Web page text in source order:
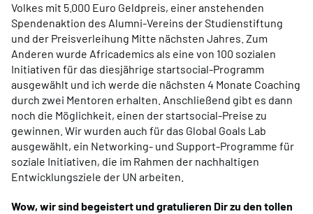
Volkes mit 5.000 Euro Geldpreis, einer anstehenden
Spendenaktion des Alumni-Vereins der Studienstiftung
und der Preisverleihung Mitte nächsten Jahres. Zum
Anderen wurde Africademics als eine von 100 sozialen
Initiativen für das diesjährige startsocial-Programm
ausgewählt und ich werde die nächsten 4 Monate Coaching
durch zwei Mentoren erhalten. Anschließend gibt es dann
noch die Möglichkeit, einen der startsocial-Preise zu
gewinnen. Wir wurden auch für das Global Goals Lab
ausgewählt, ein Networking- und Support-Programme für
soziale Initiativen, die im Rahmen der nachhaltigen
Entwicklungsziele der UN arbeiten.
Wow, wir sind begeistert und gratulieren Dir zu den tollen